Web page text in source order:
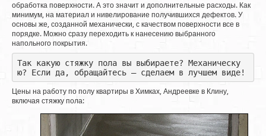
обработка поверхности. А это значит и дополнительные расходы. Как
минимум, на материал и нивелирование получившихся дефектов. У
основы же, созданной механически, с качеством поверхности все в
порядке. Можно сразу переходить к нанесению выбранного
напольного покрытия.
Так какую стяжку пола вы выбираете? Механическу
ю? Если да, обращайтесь – сделаем в лучшем виде!
Цены на работу по полу квартиры в Химках, Андреевке в Клину,
включая стяжку пола: